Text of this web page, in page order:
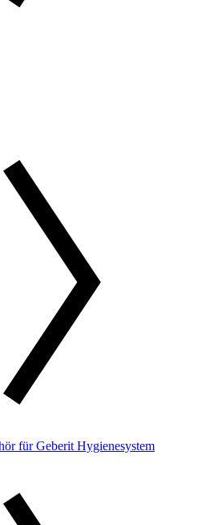
für Geberit Hygienesystem